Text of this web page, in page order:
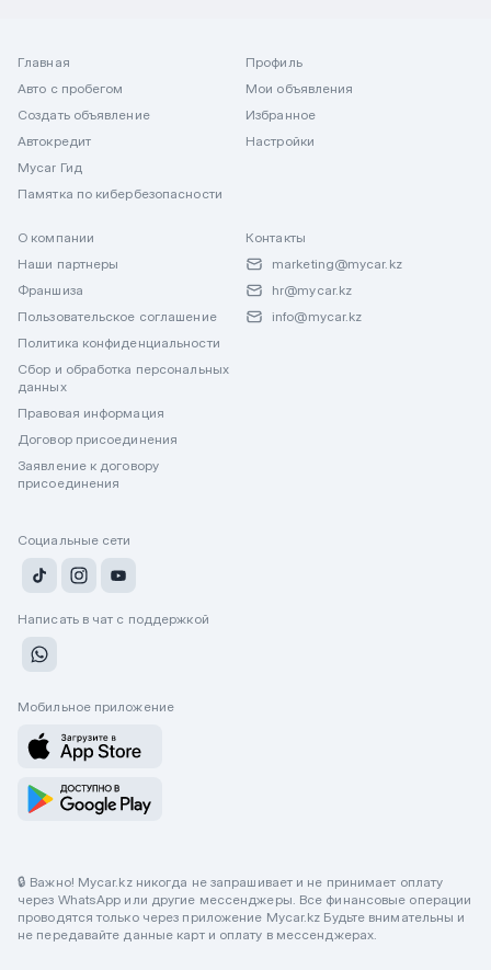
Главная
Авто с пробегом
Создать объявление
Автокредит
Mycar Гид
Памятка по кибербезопасности
Профиль
Мои объявления
Избранное
Настройки
О компании
Наши партнеры
Франшиза
Пользовательское соглашение
Политика конфиденциальности
Сбор и обработка персональных
данных
Правовая информация
Договор присоединения
Заявление к договору
присоединения
Контакты
marketing@mycar.kz
hr@mycar.kz
info@mycar.kz
Социальные сети
Написать в чат с поддержкой
Мобильное приложение
🔒 Важно! Mycar.kz никогда не запрашивает и не принимает оплату
через WhatsApp или другие мессенджеры. Все финансовые операции
проводятся только через приложение Mycar.kz Будьте внимательны и
не передавайте данные карт и оплату в мессенджерах.